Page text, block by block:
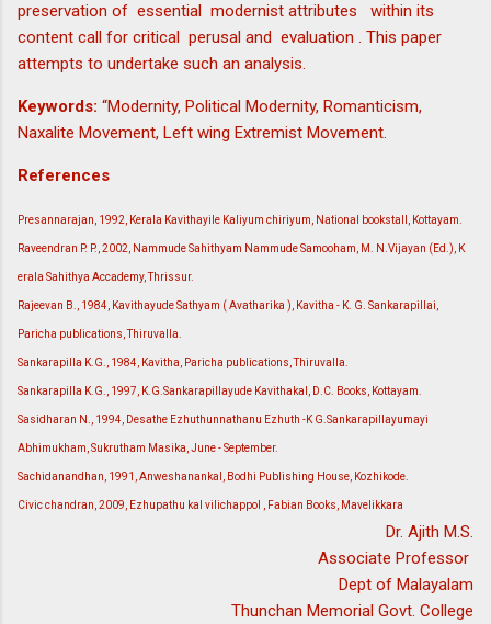
preservation of essential modernist attributes within its
content call for critical perusal and evaluation . This paper
attempts to undertake such an analysis.
Keywords: “Modernity, Political Modernity, Romanticism,
Naxalite Movement, Left wing Extremist Movement.
References
Presannarajan, 1992, Kerala Kavithayile Kaliyum chiriyum, National bookstall, Kottayam.
Raveendran P. P., 2002, Nammude Sahithyam Nammude Samooham, M. N.Vijayan (Ed.), K
erala Sahithya Accademy, Thrissur.
Rajeevan B., 1984, Kavithayude Sathyam ( Avatharika ), Kavitha - K. G. Sankarapillai,
Paricha publications, Thiruvalla.
Sankarapilla K.G., 1984, Kavitha, Paricha publications, Thiruvalla.
Sankarapilla K.G., 1997, K.G.Sankarapillayude Kavithakal, D.C. Books, Kottayam.
Sasidharan N., 1994, Desathe Ezhuthunnathanu Ezhuth -K G.Sankarapillayumayi
Abhimukham, Sukrutham Masika, June - September.
Sachidanandhan, 1991, Anweshanankal, Bodhi Publishing House, Kozhikode.
Civic chandran, 2009, Ezhupathu kal vilichappol , Fabian Books, Mavelikkara
Dr. Ajith M.S.
Associate Professor
Dept of Malayalam
Thunchan Memorial Govt. College